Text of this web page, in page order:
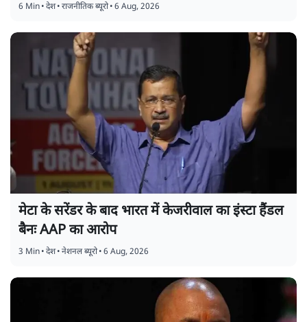
6 Min•देश•राजनीतिक ब्यूरो•6 Aug, 2026
मेटा के सरेंडर के बाद भारत में केजरीवाल का इंस्टा हैंडल
बैनः AAP का आरोप
3 Min•देश•नेशनल ब्यूरो•6 Aug, 2026